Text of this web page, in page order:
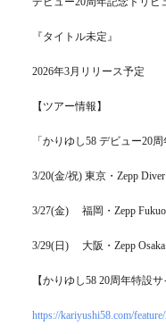
『タイトル未定』
2026年3月リリース予定
【ツアー情報】
「かりゆし58 デビュー20
3/20(金/祝) 東京・Zepp Diver
3/27(金) 福岡・Zepp
3/29(日) 大阪・Zepp Osaka
【かりゆし58 20周年特設サ
https://kariyushi58.com/